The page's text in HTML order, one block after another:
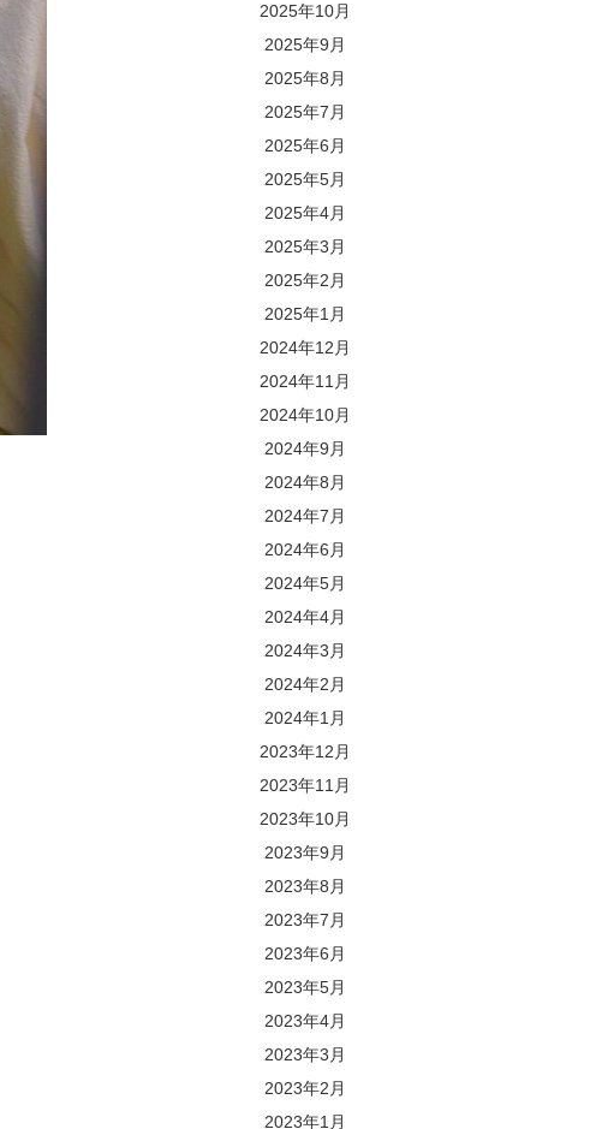
2025年10月
2025年9月
2025年8月
2025年7月
2025年6月
2025年5月
2025年4月
2025年3月
2025年2月
2025年1月
2024年12月
2024年11月
2024年10月
2024年9月
2024年8月
2024年7月
2024年6月
2024年5月
2024年4月
2024年3月
2024年2月
2024年1月
2023年12月
2023年11月
2023年10月
2023年9月
2023年8月
2023年7月
2023年6月
2023年5月
2023年4月
2023年3月
2023年2月
2023年1月